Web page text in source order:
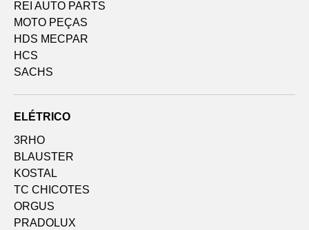
REI AUTO PARTS
MOTO PEÇAS
HDS MECPAR
HCS
SACHS
ELÉTRICO
3RHO
BLAUSTER
KOSTAL
TC CHICOTES
ORGUS
PRADOLUX